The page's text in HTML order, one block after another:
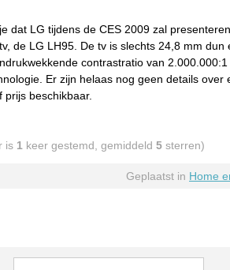
dat LG tijdens de CES 2009 zal
de LG LH95. De tv is slechts 24,8 mm dun
contrastratio van
Er zijn helaas nog geen details over
prijs beschikbaar.
is 1 keer gestemd, gemiddeld 5 sterren)
Geplaatst in Home